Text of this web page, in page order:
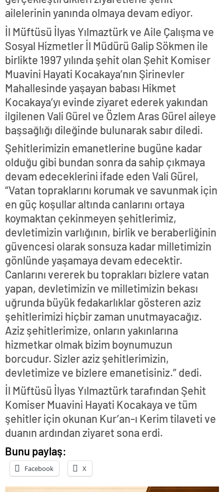
ailelerinin yanında olmaya devam ediyor.
İl Müftüsü İlyas Yılmaztürk ve Aile Çalışma ve
Sosyal Hizmetler İl Müdürü Galip Sökmen ile
birlikte 1997 yılında şehit olan Şehit Komiser
Muavini Hayati Kocakaya’nın Şirinevler
Mahallesinde yaşayan babası Hikmet
Kocakaya’yı evinde ziyaret ederek yakından
ilgilenen Vali Gürel ve Özlem Aras Gürel aileye
başsağlığı dileğinde bulunarak sabır diledi.
Şehitlerimizin emanetlerine bugüne kadar
olduğu gibi bundan sonra da sahip çıkmaya
devam edeceklerini ifade eden Vali Gürel,
“Vatan topraklarını korumak ve savunmak için
en güç koşullar altında canlarını ortaya
koymaktan çekinmeyen şehitlerimiz,
devletimizin varlığının, birlik ve beraberliğinin
güvencesi olarak sonsuza kadar milletimizin
gönlünde yaşamaya devam edecektir.
Canlarını vererek bu toprakları bizlere vatan
yapan, devletimizin ve milletimizin bekası
uğrunda büyük fedakarlıklar gösteren aziz
şehitlerimizi hiçbir zaman unutmayacağız.
Aziz şehitlerimize, onların yakınlarına
hizmetkar olmak bizim boynumuzun
borcudur. Sizler aziz şehitlerimizin,
devletimize ve bizlere emanetisiniz.” dedi.
İl Müftüsü İlyas Yılmaztürk tarafından Şehit
Komiser Muavini Hayati Kocakaya ve tüm
şehitler için okunan Kur’an-ı Kerim tilaveti ve
duanın ardından ziyaret sona erdi.
Bunu paylaş:
Facebook X